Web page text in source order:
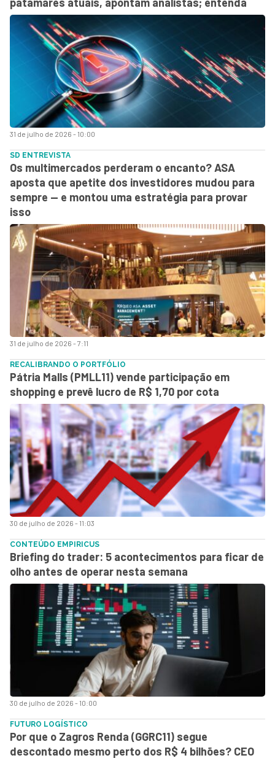
31 de julho de 2026 - 10:00
31 de julho de 2026 - 7:11
SD ENTREVISTA
Os multimercados perderam o encanto? ASA
aposta que apetite dos investidores mudou para
sempre — e montou uma estratégia para provar
isso
30 de julho de 2026 - 11:03
RECALIBRANDO O PORTFÓLIO
Pátria Malls (PMLL11) vende participação em
shopping e prevê lucro de R$ 1,70 por cota
30 de julho de 2026 - 10:00
CONTEÚDO EMPIRICUS
Briefing do trader: 5 acontecimentos para ficar de
olho antes de operar nesta semana
FUTURO LOGÍSTICO
Por que o Zagros Renda (GGRC11) segue
descontado mesmo perto dos R$ 4 bilhões? CEO